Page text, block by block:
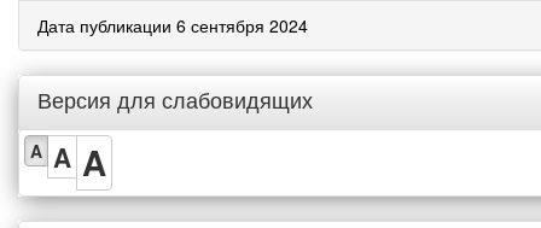
Дата публикации 6 сентября 2024
Версия для слабовидящих
A A A